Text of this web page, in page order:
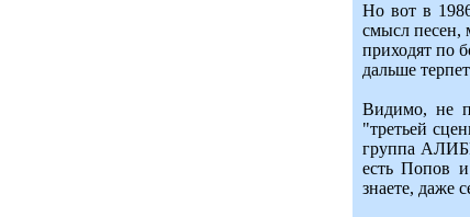
Но вот в
смысл песен,
приходят по
дальше
Видимо, не
"третьей
группа
есть Попов
знаете, даже